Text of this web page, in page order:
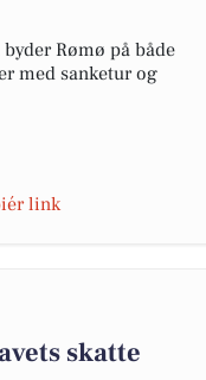
Rømø på både
med sanketur og
link
skatte